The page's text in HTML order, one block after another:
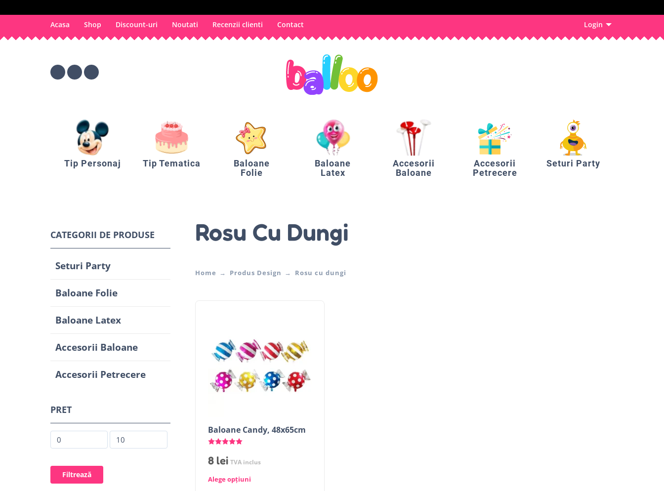
Acasa Shop Discount-uri Noutati Recenzii clienti Contact Login
Tip Personaj Tip Tematica
Baloane
Folie
Baloane
Latex
Accesorii
Baloane
Accesorii
Petrecere
Seturi Party
CATEGORII DE PRODUSE
Seturi Party
Baloane Folie
Baloane Latex
Accesorii Baloane
Accesorii Petrecere
PRET
Filtrează
Rosu Cu Dungi
Home Produs Design Rosu cu dungi
Baloane Candy, 48x65cm
Evaluat la
8 lei TVA inclus
Alege opțiuni